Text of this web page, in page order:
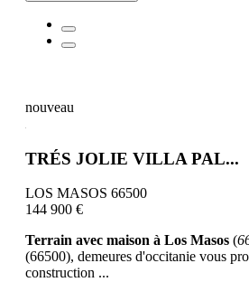
nouveau
TRÉS JOLIE VILLA PAL...
LOS MASOS 66500
144 900 €
Terrain avec maison à Los Masos (
(66500), demeures d'occitanie vous
construction ...